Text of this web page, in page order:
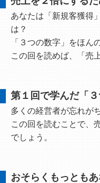
あなたは「新規客獲得
は？
「３つの数字」をほ
この回を読めば、「売
第１回で学んだ「
多くの経営者が忘れが
この回を読むことで、
でしょう。
おそらくもっとも